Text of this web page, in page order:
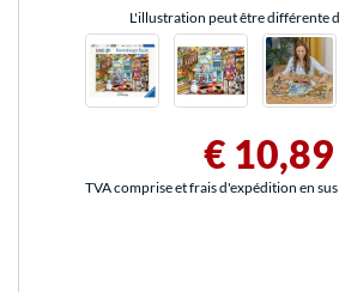
L'illustration peut être différente
€ 10,89
TVA comprise et frais d'expédition en